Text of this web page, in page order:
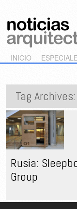
Main menu
Skip to primary
Skip to secondary
INICIO
Tag Archives:
Rusia:
Group